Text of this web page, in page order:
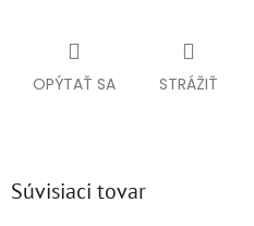
OPÝTAŤ SA STRÁŽIŤ
Súvisiaci tovar